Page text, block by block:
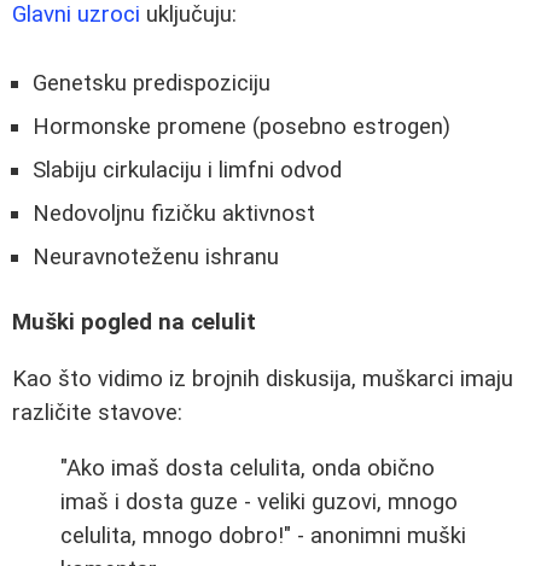
Glavni uzroci uključuju:
Genetsku predispoziciju
Hormonske promene (posebno estrogen)
Slabiju cirkulaciju i limfni odvod
Nedovoljnu fizičku aktivnost
Neuravnoteženu ishranu
Muški pogled na celulit
Kao što vidimo iz brojnih diskusija, muškarci imaju
različite stavove:
"Ako imaš dosta celulita, onda obično
imaš i dosta guze - veliki guzovi, mnogo
celulita, mnogo dobro!" - anonimni muški